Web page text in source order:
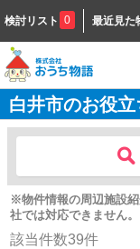
検討リスト 0 最近見た
白井市のお役
※物件情報の周辺施設
社では対応できません。
該当件数39件